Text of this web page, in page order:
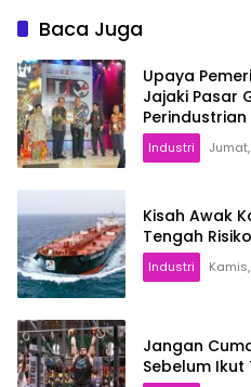
Baca Juga
Upaya
Jajaki Pasar
Perindustrian
2026
Industri
Kisah Awak
Tengah
Industri
Jangan
Sebelum Ikut